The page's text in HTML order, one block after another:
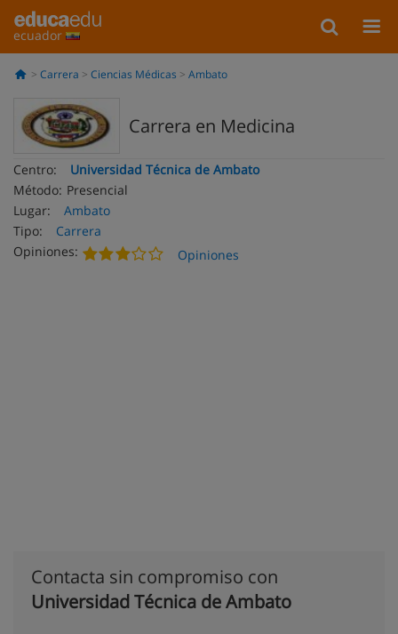
ecuador
Carrera Ciencias Médicas Ambato
Carrera en Medicina
Centro:
Universidad Técnica de Ambato
Método: Presencial
Lugar:
Ambato
Tipo:
Carrera
Opiniones:
Opiniones
Contacta sin compromiso con
Universidad Técnica de Ambato